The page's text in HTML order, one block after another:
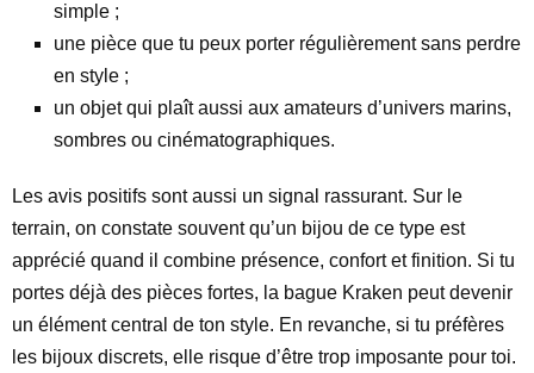
simple ;
une pièce que tu peux porter régulièrement sans perdre
en style ;
un objet qui plaît aussi aux amateurs d’univers marins,
sombres ou cinématographiques.
Les avis positifs sont aussi un signal rassurant. Sur le
terrain, on constate souvent qu’un bijou de ce type est
apprécié quand il combine présence, confort et finition. Si tu
portes déjà des pièces fortes, la bague Kraken peut devenir
un élément central de ton style. En revanche, si tu préfères
les bijoux discrets, elle risque d’être trop imposante pour toi.